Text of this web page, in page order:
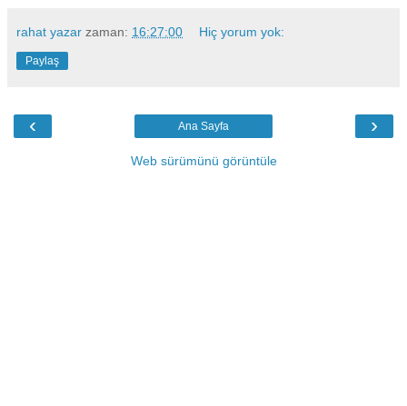
rahat yazar zaman: 16:27:00 Hiç yorum yok:
Paylaş
‹ ›
Ana Sayfa
Web sürümünü görüntüle